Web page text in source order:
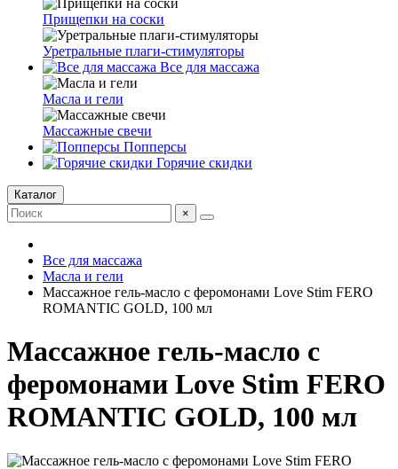
Прищепки на соски
Уретральные плаги-стимуляторы
Все для массажа
Масла и гели
Массажные свечи
Попперсы
Горячие скидки
Каталог
×
Все для массажа
Масла и гели
Массажное гель-масло с феромонами Love Stim FERO
ROMANTIC GOLD, 100 мл
Массажное гель-масло с
феромонами Love Stim FERO
ROMANTIC GOLD, 100 мл